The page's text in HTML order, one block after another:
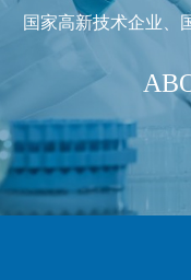
国家高新技术企业、